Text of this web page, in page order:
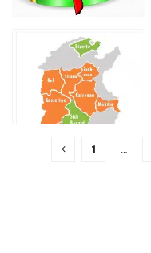
1 …